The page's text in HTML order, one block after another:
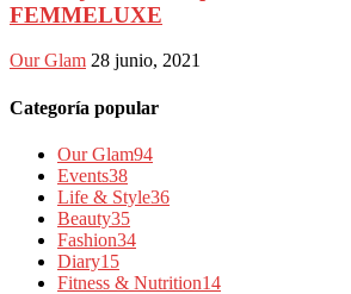
FEMMELUXE
Our Glam 28 junio, 2021
Categoría popular
Our Glam94
Events38
Life & Style36
Beauty35
Fashion34
Diary15
Fitness & Nutrition14